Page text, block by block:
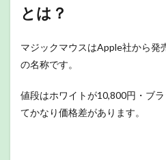
とは？
マジックマウスはApple社から発
の名称です。
値段はホワイトが10,800円・ブ
てかなり価格差があります。